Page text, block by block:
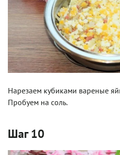
Нарезаем кубиками вареные
Пробуем на соль.
Шаг 10